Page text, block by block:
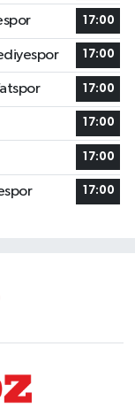
17:00
17:00
17:00
17:00
17:00
17:00